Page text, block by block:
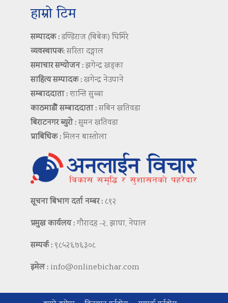
हाम्रो टिम
सम्पादक :डण्डिराज (बिबेक) घिमिरे
व्यवस्थापक:सरिता दङ्गाल
समाचार सम्योजन :झगेन्द्र खड्का
साहित्य सम्पादक :खगेन्द्र नेउपाने
सम्बाददाता :शान्ति सुब्बा
काठमाडौं सम्बाददाता :सबिन खतिवडा
बिराटनगर ब्युरो :सुमन खतिवडा
प्राबिधिक :मिलन बास्तोला
सूचना बिभाग दर्ता नम्बर : ८९२
प्रमुख कार्यलय :गौरादह -२, झापा, नेपाल
सम्पर्क : ९८५२६७६३०८
इमेल : info@onlinebichar.com